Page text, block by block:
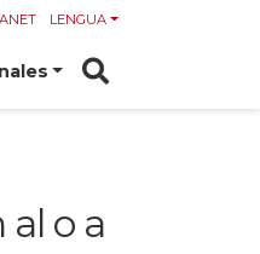
LENGUA
o a